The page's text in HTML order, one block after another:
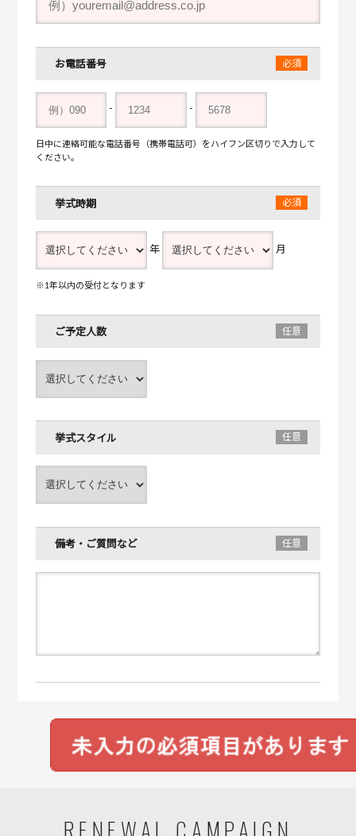
お電話番号
- -
日中に連絡可能な電話番号（携帯電話可）をハイフン区切りで入力して
ください。
挙式時期
年 月
※1年以内の受付となります
ご予定人数
挙式スタイル
備考・ご質問など